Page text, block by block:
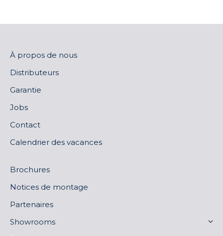
À propos de nous
Distributeurs
Garantie
Jobs
Contact
Calendrier des vacances
Brochures
Notices de montage
Partenaires
Showrooms